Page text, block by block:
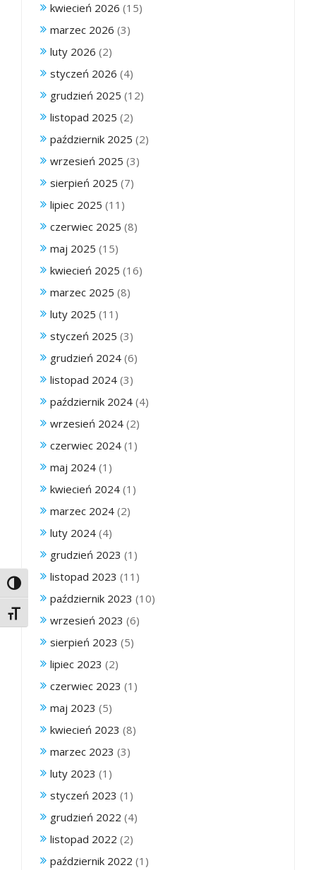
Toggle High Contrast
Toggle Font size
kwiecień 2026 (15)
marzec 2026 (3)
luty 2026 (2)
styczeń 2026 (4)
grudzień 2025 (12)
listopad 2025 (2)
październik 2025 (2)
wrzesień 2025 (3)
sierpień 2025 (7)
lipiec 2025 (11)
czerwiec 2025 (8)
maj 2025 (15)
kwiecień 2025 (16)
marzec 2025 (8)
luty 2025 (11)
styczeń 2025 (3)
grudzień 2024 (6)
listopad 2024 (3)
październik 2024 (4)
wrzesień 2024 (2)
czerwiec 2024 (1)
maj 2024 (1)
kwiecień 2024 (1)
marzec 2024 (2)
luty 2024 (4)
grudzień 2023 (1)
listopad 2023 (11)
październik 2023 (10)
wrzesień 2023 (6)
sierpień 2023 (5)
lipiec 2023 (2)
czerwiec 2023 (1)
maj 2023 (5)
kwiecień 2023 (8)
marzec 2023 (3)
luty 2023 (1)
styczeń 2023 (1)
grudzień 2022 (4)
listopad 2022 (2)
październik 2022 (1)